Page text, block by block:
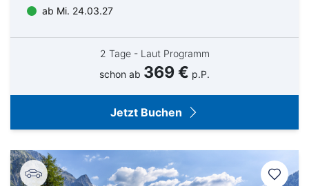
ab Mi. 24.03.27
2 Tage - Laut Programm
schon ab 369 € p.P.
Jetzt Buchen